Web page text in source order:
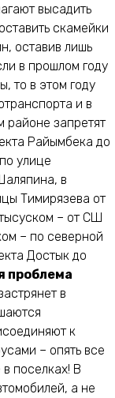
высадить
скамейки
оставив лишь
в прошлом году
то в этом году
и в
районе запретят
Райымбека до
улице
в
Тимирязева от
– от СШ
– по северной
Достык до
проблема
в
к
– опять все
поселках! В
а не